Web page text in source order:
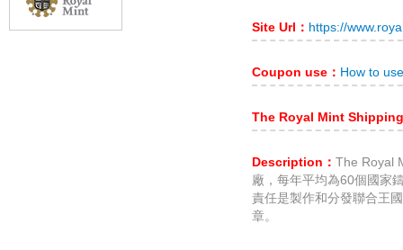
Site Url： https://
Coupon use： How to
The Royal Mint
Description： The Royal
廠，每年平均為60個國家
責任是製作和分發聯合王
章。